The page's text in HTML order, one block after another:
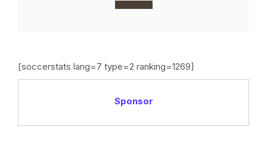
CLICCA
[soccerstats lang=7 type=2 ranking=1269]
Sponsor